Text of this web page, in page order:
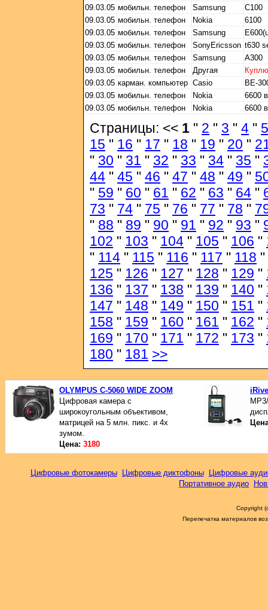
09.03.05 мобильн. телефон Samsung
С100
09.03.05 мобильн. телефон Nokia
6100
09.03.05 мобильн. телефон Samsung
09.03.05 мобильн. телефон SonyEricsson t630
09.03.05 мобильн. телефон Samsung
A300
09.03.05 мобильн. телефон Другая
Куплю
09.03.05 карман. компьютер Casio
BE-
09.03.05 мобильн. телефон Nokia
6600
09.03.05 мобильн. телефон Nokia 6600
Страницы: << 1 " 2 " 3 " 4 " 5
15 " 16 " 17 " 18 " 19 " 20 "
" 30 " 31 " 32 " 33 " 34 " 35 "
44 " 45 " 46 " 47 " 48 " 49 "
" 59 " 60 " 61 " 62 " 63 " 64 "
73 " 74 " 75 " 76 " 77 " 78 "
" 88 " 89 " 90 " 91 " 92 " 93 "
102 " 103 " 104 " 105 " 106 "
" 114 " 115 " 116 " 117 " 118 "
125 " 126 " 127 " 128 " 129 "
136 " 137 " 138 " 139 " 140 "
147 " 148 " 149 " 150 " 151 "
158 " 159 " 160 " 161 " 162 "
169 " 170 " 171 " 172 " 173 "
180 " 181 >>
OLYMPUS C-5060 WIDE ZOOM
Цифровая камера с
широкоугольным объективом,
матрицей на 5 млн. пикс. и 4х
зумом.
Цена: 3180
Цифровые фотокамеры Цифровые диктофоны
Цифровые
Портативное аудио
Copyright
Перепечатка материалов